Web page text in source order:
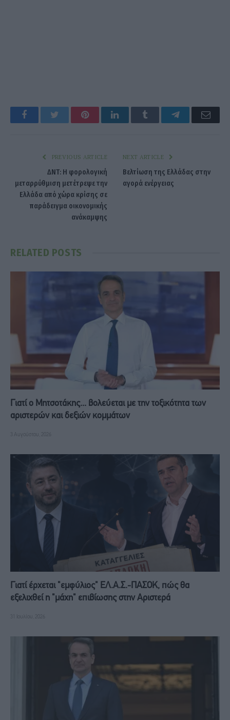
Facebook Twitter PinterestLinkedIn Tumblr Telegram
PREVIOUS ARTICLE
ΔΝΤ: Η φορολογική
μεταρρύθμιση μετέτρεψε την
Ελλάδα από χώρα κρίσης σε
παράδειγμα οικονομικής
ανάκαμψης
NEXT ARTICLE
Βελτίωση της Ελλάδας στην
αγορά ενέργειας
RELATED POSTS
Γιατί ο Μητσοτάκης... βολεύεται με την τοξικότητα των
αριστερών και δεξιών κομμάτων
3 Αυγούστου, 2026
Γιατί έρχεται "εμφύλιος" ΕΛ.Α.Σ.-ΠΑΣΟΚ, πώς θα
εξελιχθεί η "μάχη" επιβίωσης στην Αριστερά
31 Ιουλίου, 2026